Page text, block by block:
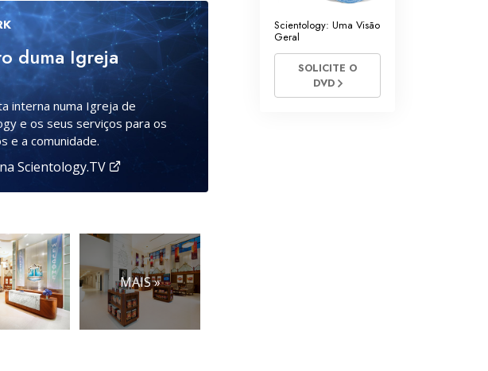
duma Igreja
interna numa Igreja de
e os seus serviços para os
e a comunidade.
Scientology.TV
MAIS »
Scientology: Uma Visão
Geral
SOLICITE O
DVD